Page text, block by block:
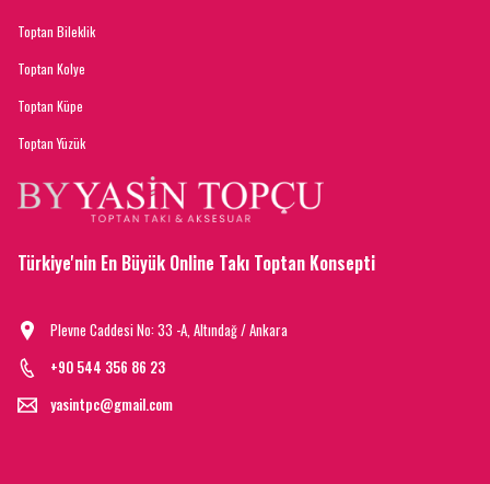
Toptan Bileklik
Toptan Kolye
Toptan Küpe
Toptan Yüzük
Türkiye'nin En Büyük Online Takı Toptan Konsepti
Plevne Caddesi No: 33 -A, Altındağ / Ankara
+90 544 356 86 23
yasintpc@gmail.com